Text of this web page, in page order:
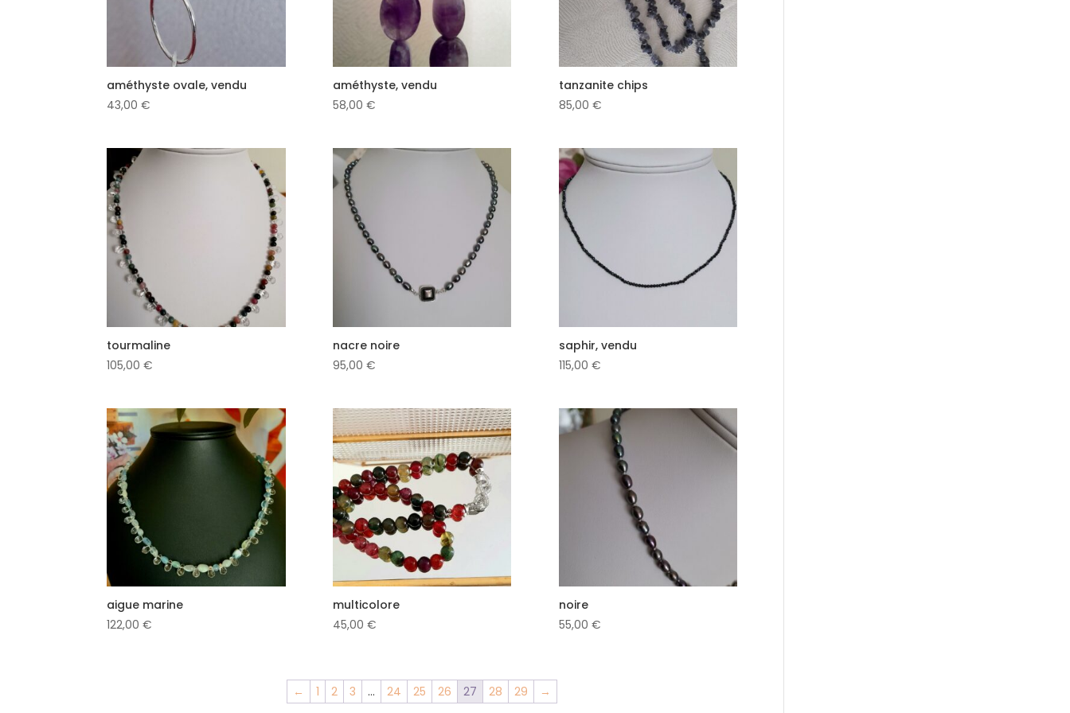
améthyste ovale, vendu
43,00€
améthyste, vendu
58,00 €
tanzanite chips
85,00 €
tourmaline
105,00€
nacre noire
95,00 €
saphir, vendu
115,00 €
aigue marine
122,00€
multicolore
45,00 €
noire
55,00 €
← 1 2 3 … 24 25 26 27 28 29 →